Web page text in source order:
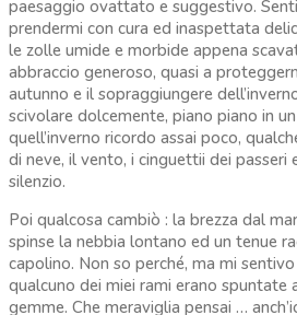
paesaggio ovattato e suggestivo.
prendermi con cura ed inaspettata
le zolle umide e morbide appena
abbraccio generoso, quasi a
autunno e il sopraggiungere
scivolare dolcemente, piano piano in
quell’inverno ricordo assai poco,
di neve, il vento, i cinguettii dei
silenzio.
Poi qualcosa cambiò : la brezza dal
spinse la nebbia lontano ed un tenue
capolino. Non so perché, ma mi
qualcuno dei miei rami erano spuntate
gemme. Che meraviglia pensai …